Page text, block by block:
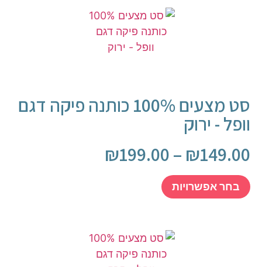
סט מצעים 100% כותנה פיקה דגם
וופל - ירוק
₪149.00
–
₪199.00
בחר אפשרויות